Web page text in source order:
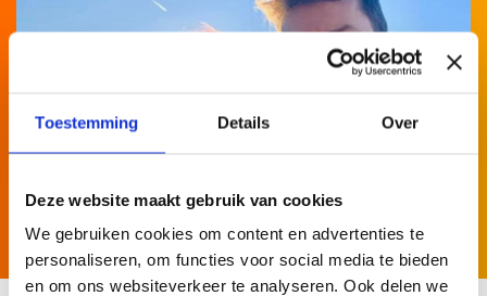
Toestemming Details Over
Deze website maakt gebruik van cookies
We gebruiken cookies om content en advertenties te
personaliseren, om functies voor social media te bieden
en om ons websiteverkeer te analyseren. Ook delen we